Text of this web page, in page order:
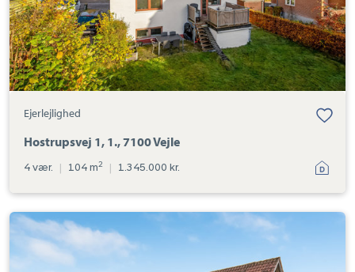
Ejerlejlighed
Hostrupsvej 1, 1., 7100 Vejle
4 vær. | 104 m2 | 1.345.000 kr.
Ejerlejlighed:
Åsvinget
14A,